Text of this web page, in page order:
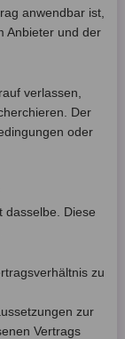
anwendbar ist,
Anbieter und der
verlassen,
Der
oder
dasselbe. Diese
zu
zur
Vertrags